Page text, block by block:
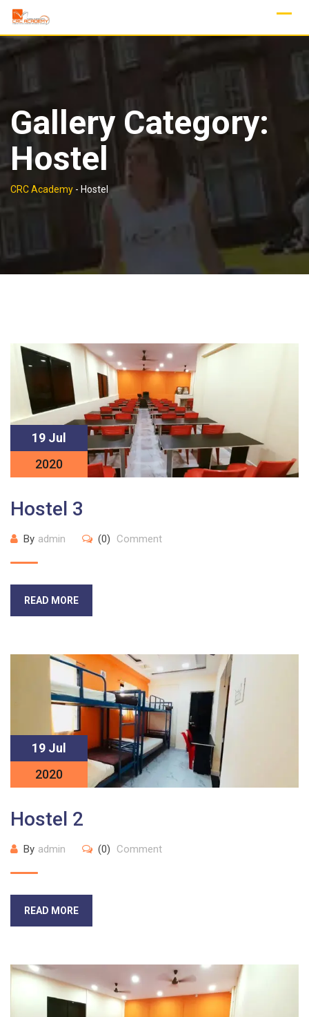
Skip
content
Gallery Category:
Hostel
CRC Academy - Hostel
19 Jul
2020
Hostel 3
By admin (0) Comment
READ MORE
19 Jul
2020
Hostel 2
By admin (0) Comment
READ MORE